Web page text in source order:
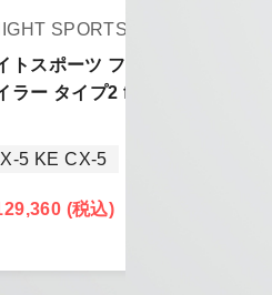
SPORTS
トスポーツ フロントバンパース
ラー タイプ2 for KE CX-5 (後
5 KE CX-5
(税込)